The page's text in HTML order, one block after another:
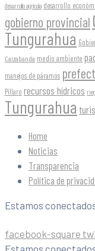
desarrollo agrícola desarrollo
gobierno provincial
Tungurahua
Caizabanda medio ambiente
manejos de páramos
Píllaro recursos hídricos
Tungurahua
Home
Noticias
Transparencia
Política de
Estamos
facebook-square
Estamos